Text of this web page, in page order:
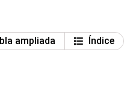
ampliada
Índice